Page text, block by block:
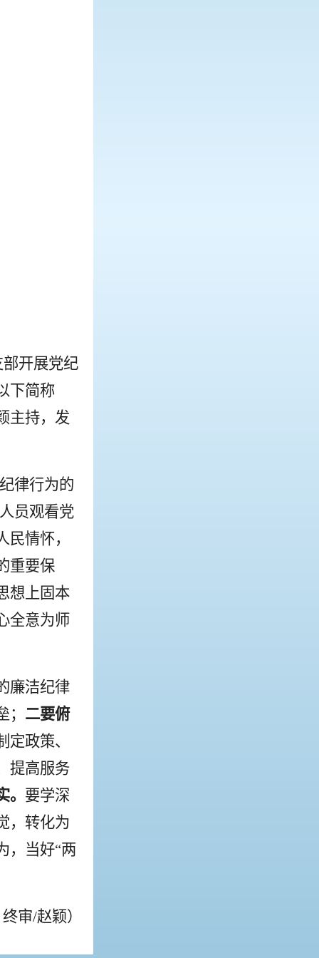
开展党纪
下简称
主持，发
律行为的
员观看党
情怀，
重要保
想上固本
全意为师
廉洁纪律
二要俯
政策、
提高服务
要学深
，转化为
，当好“两
审/赵颖）